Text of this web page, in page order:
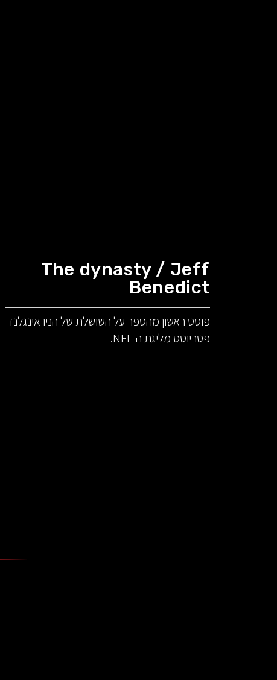
The dynasty / Jeff
Benedict
פוסט ראשון מהספר על השושלת של הניו אינגלנד
פטריוטס מליגת ה-NFL.